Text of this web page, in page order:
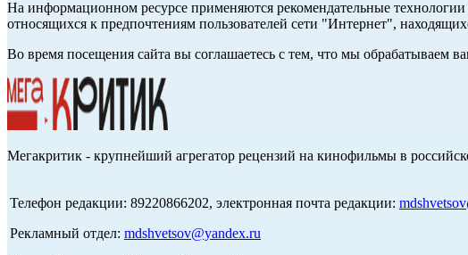
На информационном ресурсе применяются рекомендательные
относящихся к предпочтениям пользователей сети "Интернет",
Во время посещения сайта вы соглашаетесь с тем, что мы обрабатываем
Мегакритик - крупнейший агрегатор рецензий на кинофильмы в
Телефон редакции: 89220866202, электронная почта редакции:
Рекламный отдел: mdshvetsov@yandex.ru